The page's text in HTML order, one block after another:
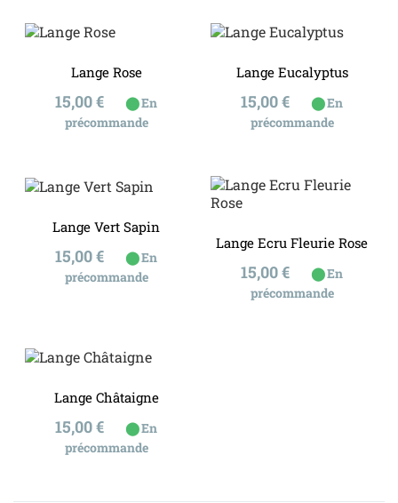
Lange Rose
Prix
15,00 € ⬤En
précommande
Lange Eucalyptus
Prix
15,00 € ⬤En
précommande
Lange Vert Sapin
Prix
15,00 € ⬤En
précommande
Lange Ecru Fleurie Rose
Prix
15,00 € ⬤En
précommande
Lange Châtaigne
Prix
15,00 € ⬤En
précommande